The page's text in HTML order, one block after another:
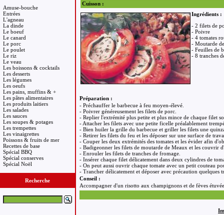
Amuse-bouche
Entrées
L'agneau
La dinde
Le boeuf
Le canard
Le porc
Le poulet
Le riz
Le veau
Les boissons & cocktails
Les desserts
Les légumes
Les oeufs
Les pains, muffins & +
Les pâtes alimentaires
Les produits laitiers
Les salades
Les sauces
Les soupes & potages
Les trempettes
Les vinaigrettes
Poissons & fruits de mer
Recettes de base
Spécial BBQ
Spécial conserves
Spécial Noël
Recherche
Cuisson :
Ingrédients :
- 2 filets de
- Poivre
- 4 tomates
- Moutarde
- Feuilles de
- 8 tranches
Préparation :
- Préchauffer le barbecue à feu moyen-élevé.
- Poivrer généreusement les filets de porc.
- Replier l'extrémité plus petite et plus mince de chaque filet
- Attacher les filets avec une petite ficelle préalablement
- Bien huiler la grille du barbecue et griller les filets une
- Retirer les filets du feu et les déposer sur une surface de
- Couper les deux extrémités des tomates et les évider afin
- Badigeonner les filets de moutarde de Meaux et les couvrir
- Enrouler les filets de tranches de fromage.
- Insérer chaque filet délicatement dans deux cylindres de
- On peut aussi ouvrir chaque tomate avec un petit couteau
- Trancher délicatement et déposer avec précaution quelques
Conseil :
Accompagner d'un risotto aux champignons et de fèves